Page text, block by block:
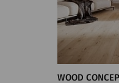
WOOD